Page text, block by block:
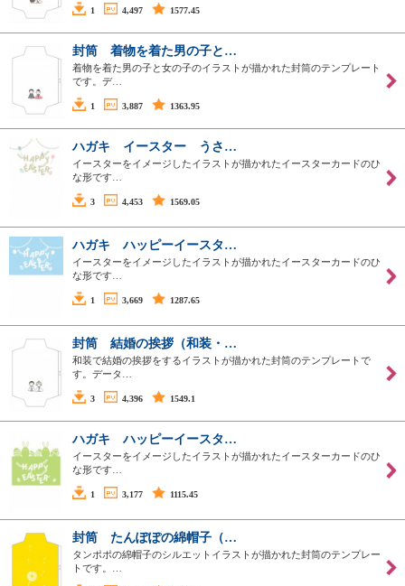
1 4,497 1577.45
封筒 着物を着た男の子と…
着物を着た男の子と女の子のイラストが描かれた封筒のテンプレート
です。デ…
1 3,887 1363.95
ハガキ イースター うさ…
イースターをイメージしたイラストが描かれたイースターカードのひ
な形です…
3 4,453 1569.05
ハガキ ハッピーイースタ…
イースターをイメージしたイラストが描かれたイースターカードのひ
な形です…
1 3,669 1287.65
封筒 結婚の挨拶（和装・…
和装で結婚の挨拶をするイラストが描かれた封筒のテンプレートで
す。データ…
3 4,396 1549.1
ハガキ ハッピーイースタ…
イースターをイメージしたイラストが描かれたイースターカードのひ
な形です…
1 3,177 1115.45
封筒 たんぽぽの綿帽子（…
タンポポの綿帽子のシルエットイラストが描かれた封筒のテンプレー
トです。…